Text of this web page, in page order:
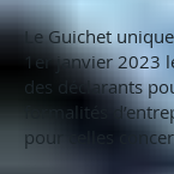
Le Guichet
1er janvier 2023
des déclarants
formalités
pour celles